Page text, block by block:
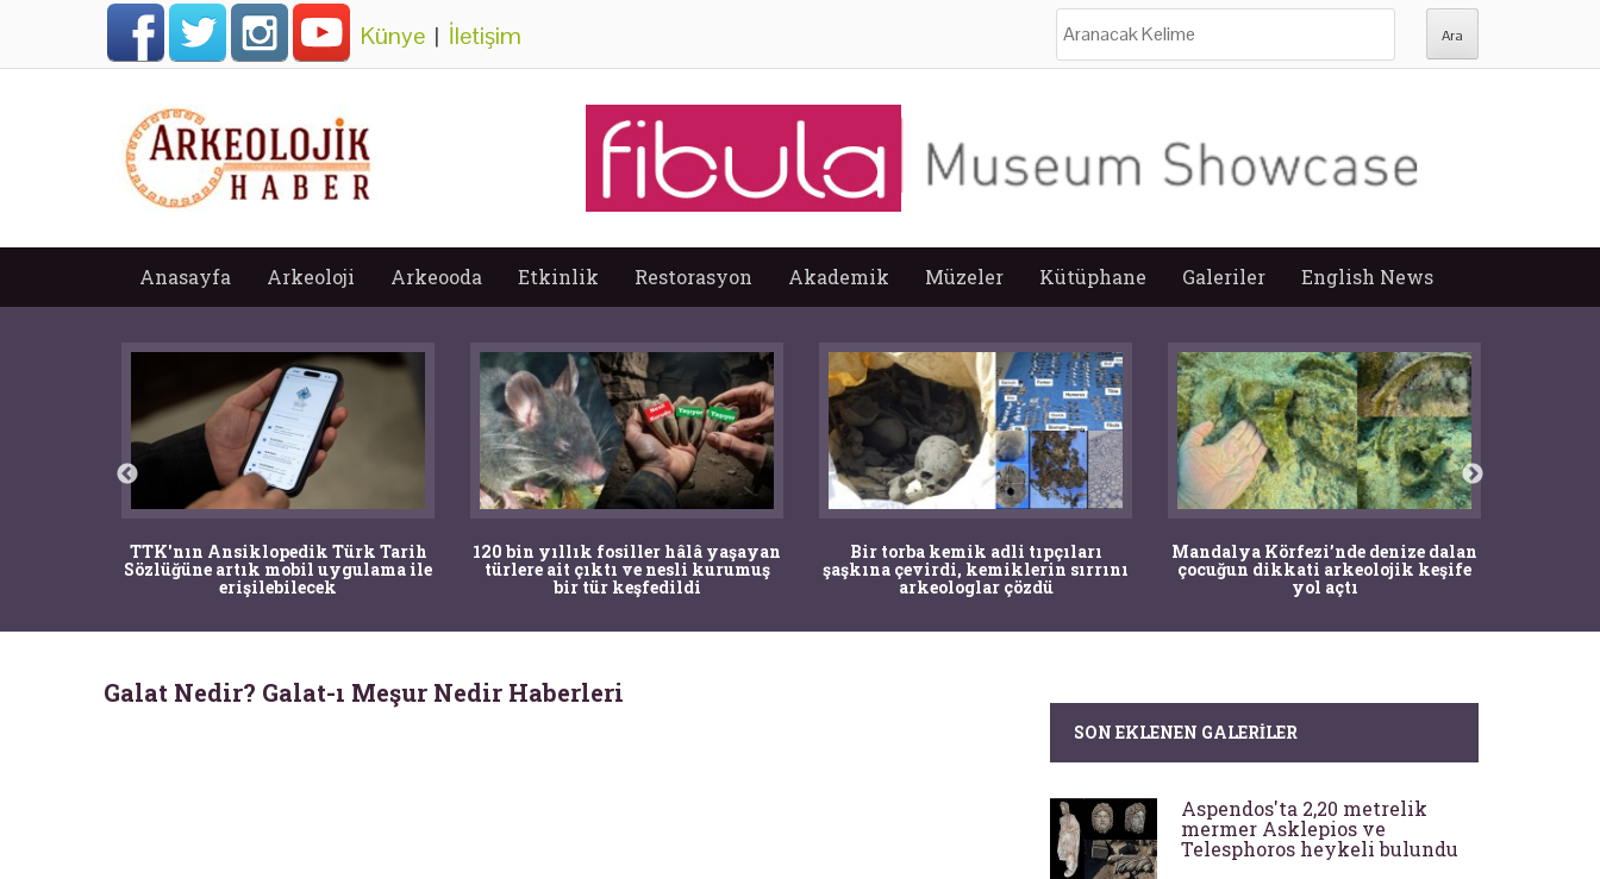
Künye | İletişim
Anasayfa Arkeoloji Arkeooda Etkinlik Restorasyon Akademik Müzeler Kütüphane Galeriler English News
TTK'nın Ansiklopedik Türk Tarih
Sözlüğüne artık mobil uygulama ile
erişilebilecek
120 bin yıllık fosiller hâlâ yaşayan
türlere ait çıktı ve nesli kurumuş
bir tür keşfedildi
Bir torba kemik adli tıpçıları
şaşkına çevirdi, kemiklerin sırrını
arkeologlar çözdü
Mandalya Körfezi’nde denize dalan
çocuğun dikkati arkeolojik keşife
yol açtı
Galat Nedir? Galat-ı Meşur Nedir Haberleri
SON EKLENEN GALERILER
Aspendos'ta 2,20 metrelik
mermer Asklepios ve
Telesphoros heykeli bulundu